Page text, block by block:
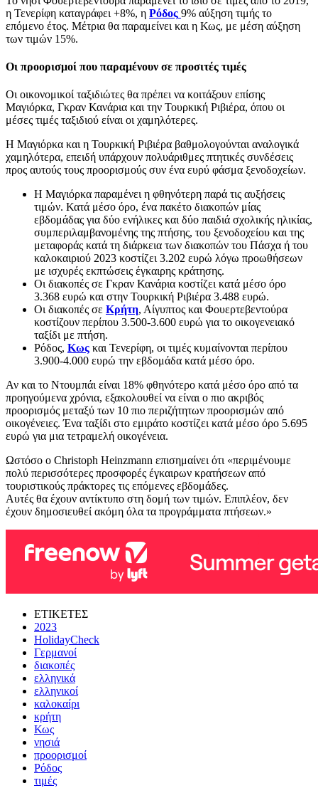
η Τενερίφη καταγράφει +8%, η Ρόδος 9% αύξηση τιμής το
επόμενο έτος. Μέτρια θα παραμείνει και η Κως, με μέση αύξηση
των τιμών 15%.
Οι προορισμοί που παραμένουν σε προσιτές τιμές
Οι οικονομικοί ταξιδιώτες θα πρέπει να κοιτάξουν επίσης
Μαγιόρκα, Γκραν Κανάρια και την Τουρκική Ριβιέρα, όπου οι
μέσες τιμές ταξιδιού είναι οι χαμηλότερες.
Η Μαγιόρκα και η Τουρκική Ριβιέρα βαθμολογούνται αναλογικά
χαμηλότερα, επειδή υπάρχουν πολυάριθμες πτητικές συνδέσεις
προς αυτούς τους προορισμούς συν ένα ευρύ φάσμα ξενοδοχείων.
Η Μαγιόρκα παραμένει η φθηνότερη παρά τις αυξήσεις
τιμών. Κατά μέσο όρο, ένα πακέτο διακοπών μίας
εβδομάδας για δύο ενήλικες και δύο παιδιά σχολικής ηλικίας,
συμπεριλαμβανομένης της πτήσης, του ξενοδοχείου και της
μεταφοράς κατά τη διάρκεια των διακοπών του Πάσχα ή του
καλοκαιριού 2023 κοστίζει 3.202 ευρώ λόγω προωθήσεων
με ισχυρές εκπτώσεις έγκαιρης κράτησης.
Οι διακοπές σε Γκραν Κανάρια κοστίζει κατά μέσο όρο
3.368 ευρώ και στην Τουρκική Ριβιέρα 3.488 ευρώ.
Οι διακοπές σε Κρήτη, Αίγυπτος και Φουερτεβεντούρα
κοστίζουν περίπου 3.500-3.600 ευρώ για το οικογενειακό
ταξίδι με πτήση.
Ρόδος, Κως και Τενερίφη, οι τιμές κυμαίνονται περίπου
3.900-4.000 ευρώ την εβδομάδα κατά μέσο όρο.
Αν και το Ντουμπάι είναι 18% φθηνότερο κατά μέσο όρο από τα
προηγούμενα χρόνια, εξακολουθεί να είναι ο πιο ακριβός
προορισμός μεταξύ των 10 πιο περιζήτητων προορισμών από
οικογένειες. Ένα ταξίδι στο εμιράτο κοστίζει κατά μέσο όρο 5.695
ευρώ για μια τετραμελή οικογένεια.
Ωστόσο ο Christoph Heinzmann επισημαίνει ότι «περιμένουμε
πολύ περισσότερες προσφορές έγκαιρων κρατήσεων από
τουριστικούς πράκτορες τις επόμενες εβδομάδες.
Αυτές θα έχουν αντίκτυπο στη δομή των τιμών. Επιπλέον, δεν
έχουν δημοσιευθεί ακόμη όλα τα προγράμματα πτήσεων.»
ΕΤΙΚΕΤΕΣ
2023
HolidayCheck
Γερμανοί
διακοπές
ελληνικά
ελληνικοί
καλοκαίρι
κρήτη
Κως
νησιά
προορισμοί
Ρόδος
τιμές